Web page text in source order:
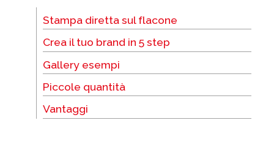
Stampa diretta sul flacone
Crea il tuo brand in 5 step
Gallery esempi
Piccole quantità
Vantaggi